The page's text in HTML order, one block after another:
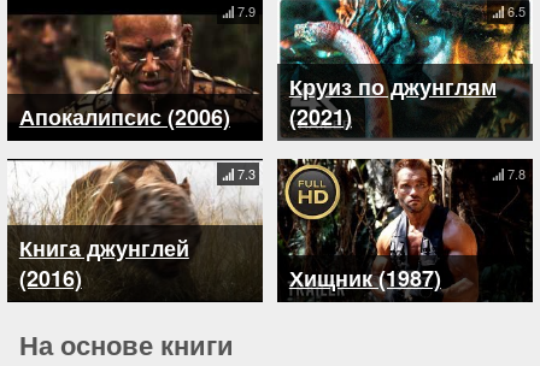
Апокалипсис (2006)
7.9
Круиз по джунглям
(2021)
6.5
Книга джунглей
(2016)
7.3
Хищник (1987)
7.8
На основе книги